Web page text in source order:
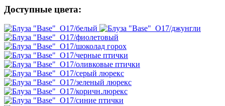
Доступные цвета: